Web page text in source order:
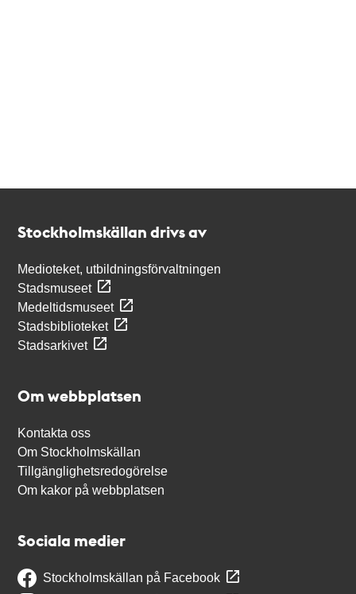
Stockholmskällan drivs av
Medioteket, utbildningsförvaltningen
Stadsmuseet
Medeltidsmuseet
Stadsbiblioteket
Stadsarkivet
Om webbplatsen
Kontakta oss
Om Stockholmskällan
Tillgänglighetsredogörelse
Om kakor på webbplatsen
Sociala medier
Stockholmskällan på Facebook